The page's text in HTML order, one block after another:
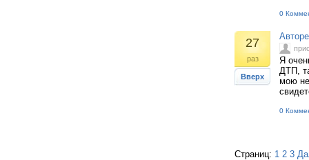
0
27
раз
Вверх
Я
ДТП,
мою
0
Страниц: 1 2 3